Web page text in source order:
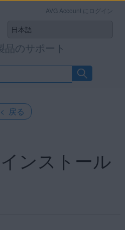
品のサポート
AVG Account にログイン
< 戻る
ンストール